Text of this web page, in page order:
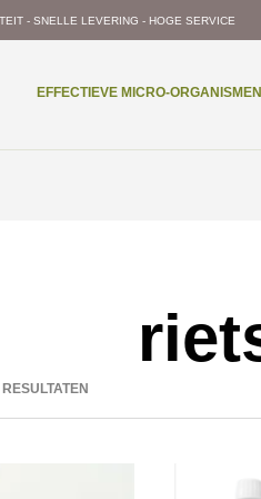
- SNELLE LEVERING - HOGE SERVICE
EFFECTIEVE MICRO-ORGANISMEN